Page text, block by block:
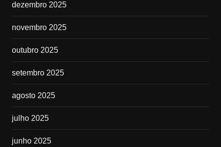
dezembro 2025
novembro 2025
outubro 2025
setembro 2025
agosto 2025
julho 2025
junho 2025